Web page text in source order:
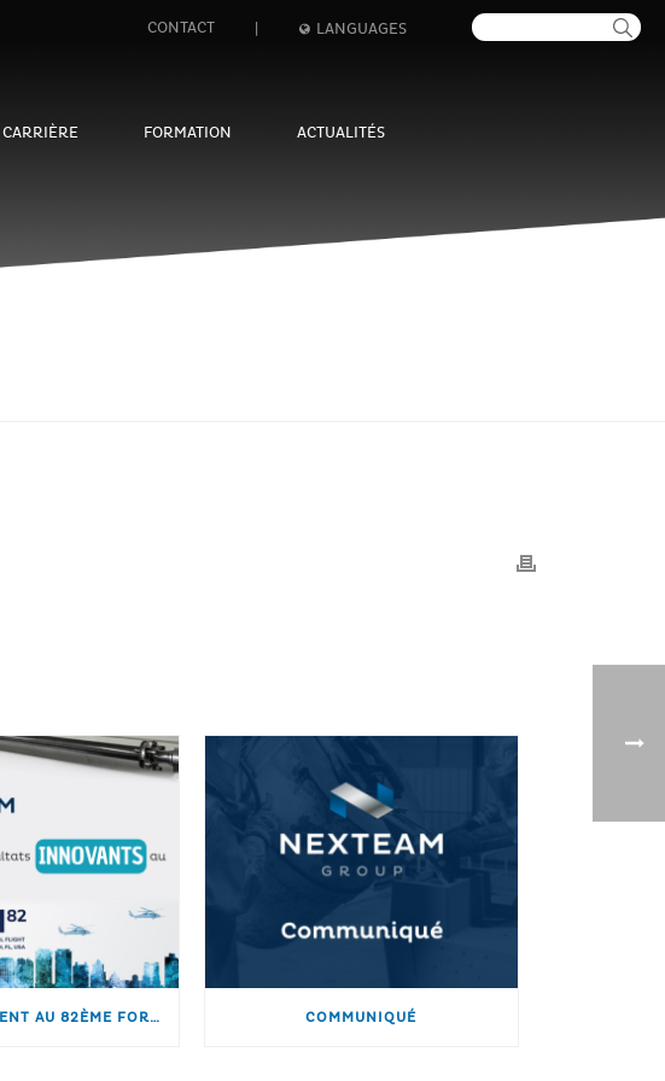
CONTACT | LANGUAGES
CARRIÈRE FORMATION ACTUALITÉS
NEXTEAM PRÉSENT AU 82ÈME FORUM DE LA VERTICAL FLIGHT SOCIETY COMMUNIQUÉ